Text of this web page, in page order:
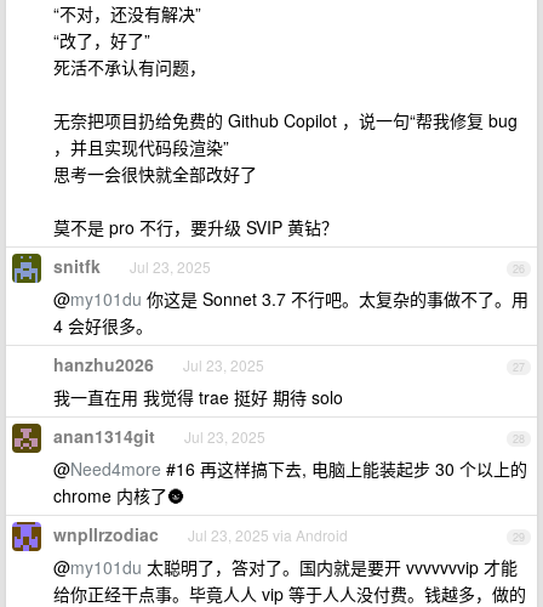
“不对，还没有解决”
“改了，好了”
死活不承认有问题，
无奈把项目扔给免费的 Github Copilot ，说一句“帮我修复 bug
，并且实现代码段渲染”
思考一会很快就全部改好了
莫不是 pro 不行，要升级 SVIP 黄钻？
26
snitfk Jul 23, 2025
@my101du 你这是 Sonnet 3.7 不行吧。太复杂的事做不了。用
4 会好很多。
27
hanzhu2026 Jul 23, 2025
我一直在用 我觉得 trae 挺好 期待 solo
28
anan1314git Jul 23, 2025
@Need4more #16 再这样搞下去, 电脑上能装起步 30 个以上的
chrome 内核了🌚
29
wnpllrzodiac Jul 23, 2025 via Android
@my101du 太聪明了，答对了。国内就是要开 vvvvvvvip 才能
给你正经干点事。毕竟人人 vip 等于人人没付费。钱越多，做的